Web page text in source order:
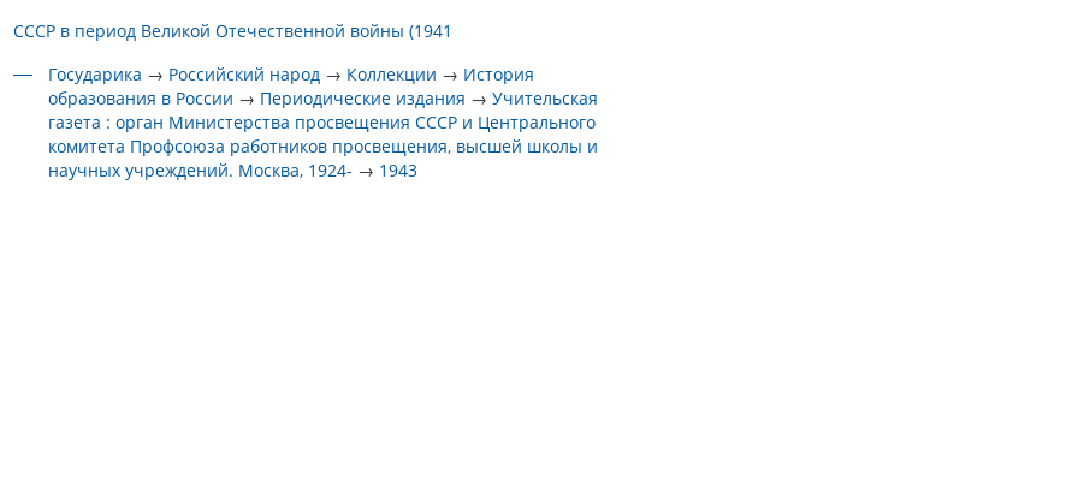
СССР в период Великой Отечественной войны (1941
Государика → Российский народ → Коллекции → История
образования в России → Периодические издания →Учительская
газета : орган Министерства просвещения СССР и Центрального
комитета Профсоюза работников просвещения, высшей школы и
научных учреждений. Москва, 1924- → 1943